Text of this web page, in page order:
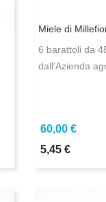
Miele di
6 barattoli da
dall’Azienda
60,00 €
5,45 €